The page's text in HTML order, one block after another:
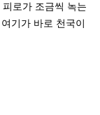
로가 조금씩 녹는
기가 바로 천국이